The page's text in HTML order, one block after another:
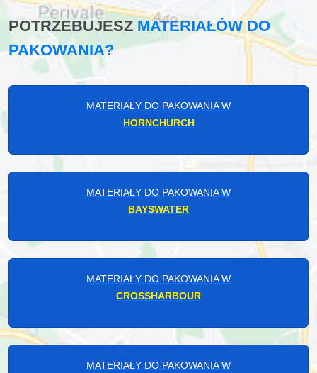
POTRZEBUJESZMATERIAŁÓW DO
PAKOWANIA?
MATERIAŁY DO PAKOWANIA W
HORNCHURCH
MATERIAŁY DO PAKOWANIA W
BAYSWATER
MATERIAŁY DO PAKOWANIA W
CROSSHARBOUR
MATERIAŁY DO PAKOWANIA W